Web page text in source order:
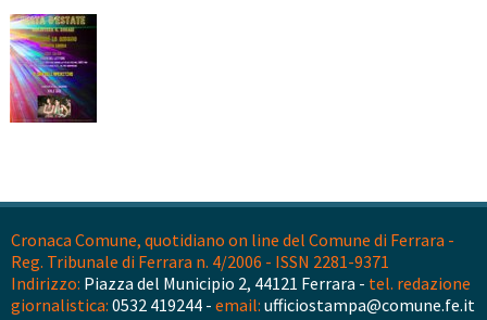
Cronaca Comune, quotidiano on line del Comune di Ferrara -
Reg. Tribunale di Ferrara n. 4/2006 - ISSN 2281-9371
Indirizzo: Piazza del Municipio 2, 44121 Ferrara - tel. redazione
giornalistica: 0532 419244 - email: ufficiostampa@comune.fe.it